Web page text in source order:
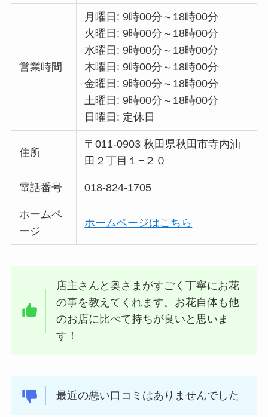
営業時間
月曜日: 9時00分～18時00分
火曜日: 9時00分～18時00分
水曜日: 9時00分～18時00分
木曜日: 9時00分～18時00分
金曜日: 9時00分～18時00分
土曜日: 9時00分～18時00分
日曜日: 定休日
住所
〒011-0903 秋田県秋田市寺内油
田２丁目１−２０
電話番号 018-824-1705
ホームペ
ージ
ホームページはこちら
店主さんと奥さまがすごく丁寧にお花
の事を教えてくれます。お花自体も他
のお店に比べて持ちが良いと思いま
す！
最近の悪い口コミはありませんでした